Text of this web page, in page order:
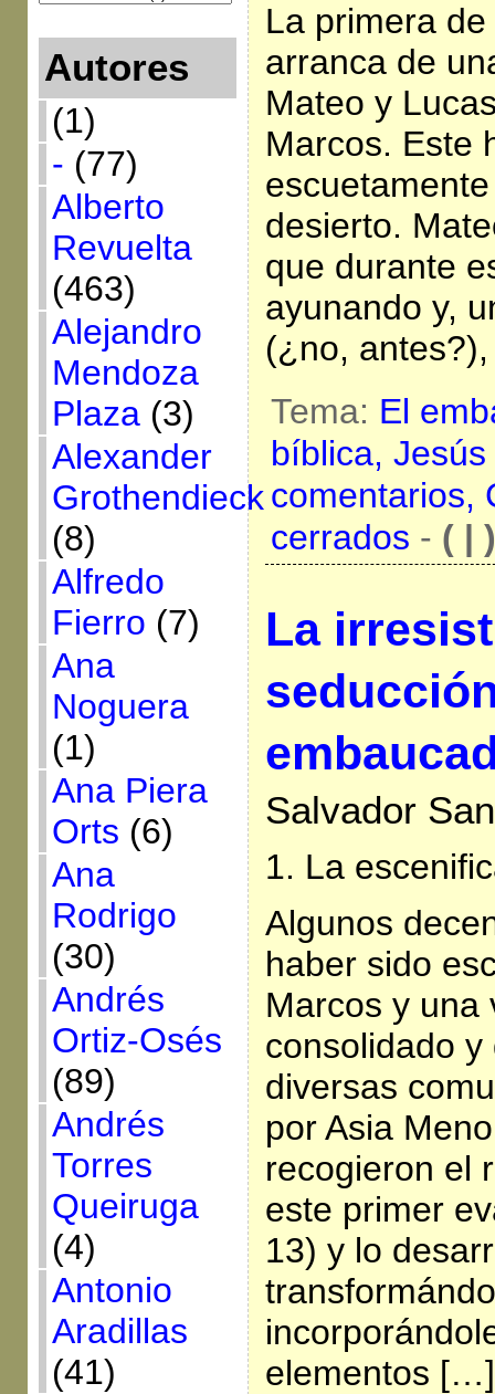
Autores
(1)
- (77)
Alberto
Revuelta
(463)
Alejandro
Mendoza
Plaza(3)
Alexander
Grothendieck
(8)
Alfredo
Fierro (7)
Ana
Noguera
(1)
Ana Piera
Orts (6)
Ana
Rodrigo
(30)
Andrés
Ortiz-Osés
(89)
Andrés
Torres
Queiruga
(4)
Antonio
Aradillas
(41)
La primera
arranca de
Mateo y
Marcos. Este
desierto.
que durante
ayunando y,
(¿no,
Tema: El
bíblica,
comentarios,
cerrados - ( | )
La
Salvador
1. La
Algunos
haber sido
Marcos y una
consolidado
diversas
por Asia
recogieron el
este primer
13) y lo
elementos […]